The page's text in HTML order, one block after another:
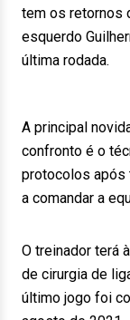
tem os retornos
esquerdo
última rodada.
A principal
confronto é o
protocolos após
a comandar a
O treinador terá
de cirurgia de
último jogo foi